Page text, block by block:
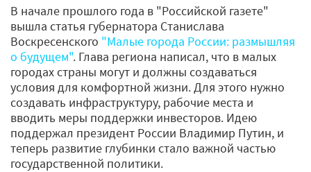
В начале прошлого года в "Российской газете"
вышла статья губернатора Станислава
Воскресенского "Малые города России: размышляя
о будущем". Глава региона написал, что в малых
городах страны могут и должны создаваться
условия для комфортной жизни. Для этого нужно
создавать инфраструктуру, рабочие места и
вводить меры поддержки инвесторов. Идею
поддержал президент России Владимир Путин, и
теперь развитие глубинки стало важной частью
государственной политики.